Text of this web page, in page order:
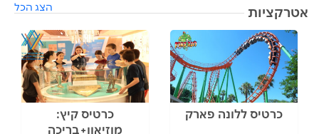
אטרקציות הצג הכל
כרטיס ללונה פארק
כרטיס קיץ:
מוזיאון+בריכה